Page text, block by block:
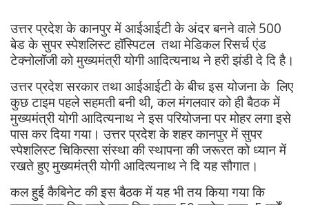
उत्तर प्रदेश के कानपुर में आईआईटी के अंदर बनने वाले 500
बेड के सुपर स्पेशलिस्ट हॉस्पिटल तथा मेडिकल रिसर्च एंड
टेक्नोलॉजी को मुख्यमंत्री योगी आदित्यनाथ ने हरी झंडी दे दि है।
उत्तर प्रदेश सरकार तथा आईआईटी के बीच इस योजना के लिए
कुछ टाइम पहले सहमती बनी थी, कल मंगलवार को ही बैठक में
मुख्यमंत्री योगी आदित्यनाथ ने इस परियोजना पर मोहर लगा इसे
पास कर दिया गया। उत्तर प्रदेश के शहर कानपुर में सुपर
स्पेशलिस्ट चिकित्सा संस्था की स्थापना की जरूरत को ध्यान में
रखते हुए मुख्यमंत्री योगी आदित्यनाथ ने दि यह सौगात।
कल हुई कैबिनेट की इस बैठक में यह भी तय किया गया कि